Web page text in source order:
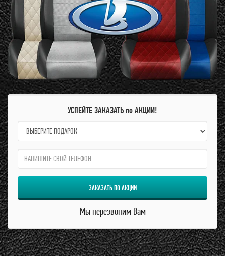
УСПЕЙТЕ ЗАКАЗАТЬ по АКЦИИ!
name:
qzw:
ЗАКАЗАТЬ ПО АКЦИИ
Мы перезвоним Вам